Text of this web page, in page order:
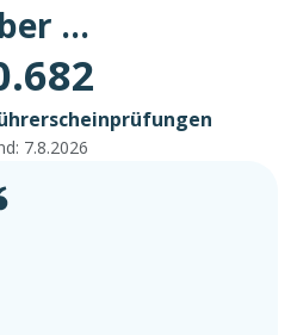
...
7.8.2026